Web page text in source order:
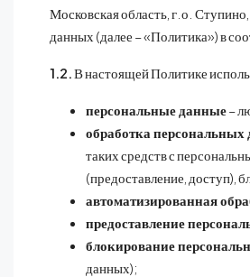
Московская область, г.о.
данных (далее – «Политика») в
1.2.В настоящей Политике
персональные данные–
обработка
таких средств с
(предоставление, доступ),
автоматизированная
предоставление
блокирование
данных);